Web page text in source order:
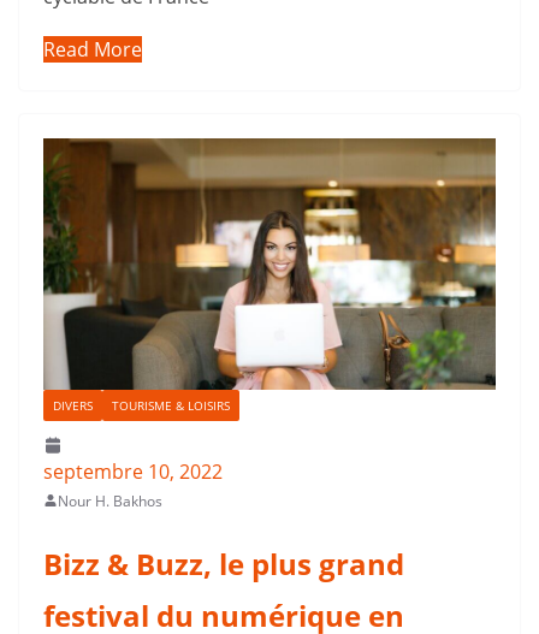
Read More
DIVERS TOURISME & LOISIRS
septembre 10, 2022
Nour H. Bakhos
Bizz & Buzz, le plus grand
festival du numérique en